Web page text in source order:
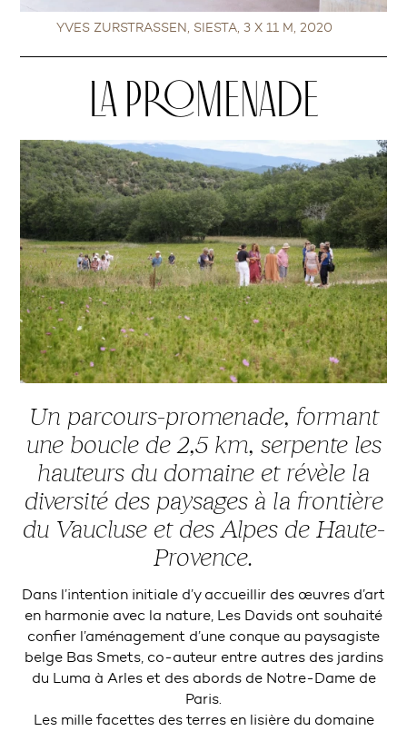
YVES ZURSTRASSEN, SIESTA, 3 X 11 M, 2020
LA PROMENADE
Un parcours-promenade, formant
une boucle de 2,5 km, serpente les
hauteurs du domaine et révèle la
diversité des paysages à la frontière
du Vaucluse et des Alpes de Haute-
Provence.
Dans l’intention initiale d’y accueillir des œuvres d’art
en harmonie avec la nature, Les Davids ont souhaité
confier l’aménagement d’une conque au paysagiste
belge Bas Smets, co-auteur entre autres des jardins
du Luma à Arles et des abords de Notre-Dame de
Paris.
Les mille facettes des terres en lisière du domaine